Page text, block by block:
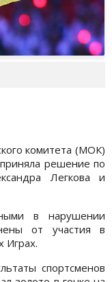
комитета (МОК)
решение по
Легкова и
в нарушении
от участия в
Играх.
спортсменов